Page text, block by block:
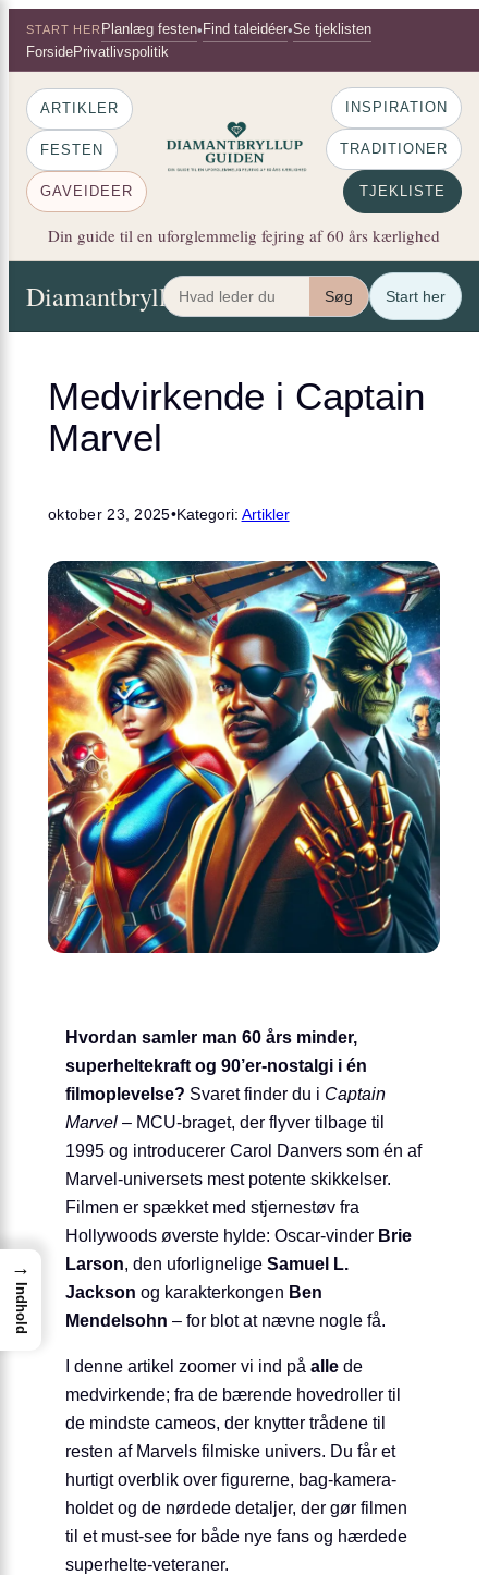
Spring
indhold
START HER Planlæg festen• Find taleidéer•Se tjeklisten
ForsidePrivatlivspolitik
ARTIKLER
FESTEN
GAVEIDEER
INSPIRATION
TRADITIONER
TJEKLISTE
Din guide til en uforglemmelig fejring af 60 års kærlighed
Diamantbryllup Guiden Artikler Festen
Søg Start her
Medvirkende i Captain
Marvel
oktober 23, 2025•Kategori: Artikler
Hvordan samler man 60 års minder,
superheltekraft og 90’er-nostalgi i én
filmoplevelse? Svaret finder du i Captain
Marvel – MCU-braget, der flyver tilbage til
1995 og introducerer Carol Danvers som én af
Marvel-universets mest potente skikkelser.
Filmen er spækket med stjernestøv fra
Hollywoods øverste hylde: Oscar-vinder Brie
Larson , den uforlignelige Samuel L.
Jackson og karakterkongen Ben
Mendelsohn – for blot at nævne nogle få.
I denne artikel zoomer vi ind på alle de
medvirkende; fra de bærende hovedroller til
de mindste cameos, der knytter trådene til
resten af Marvels filmiske univers. Du får et
hurtigt overblik over figurerne, bag-kamera-
holdet og de nørdede detaljer, der gør filmen
til et must-see for både nye fans og hærdede
superhelte-veteraner.
→
Indhold